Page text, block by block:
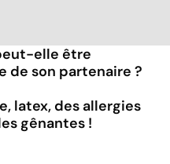
elle être
de son partenaire ?
latex, des allergies
gênantes !